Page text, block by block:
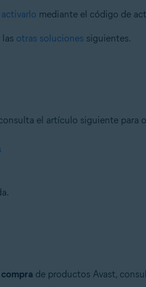
mediante el código de
otras soluciones siguientes.
el artículo siguiente para
de productos Avast,